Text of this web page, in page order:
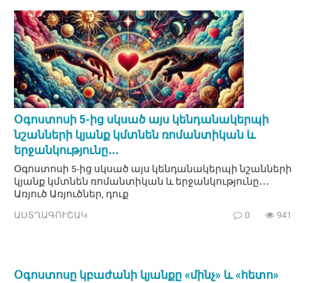
Օգոստոսի 5-ից սկսած այս կենդանակերպի
նշանների կյանք կմտնեն ռոմանտիկան և
երջանկությունը․․․
Օգոստոսի 5-ից սկսած այս կենդանակերպի նշանների
կյանք կմտնեն ռոմանտիկան և երջանկությունը․․․
Առյուծ Առյուծներ, դուք
ԱՍՏՂԱԳՈՒՇԱԿ 0 941
Օգոստոսը կբաժանի կյանքը «մինչ» և «հետո»